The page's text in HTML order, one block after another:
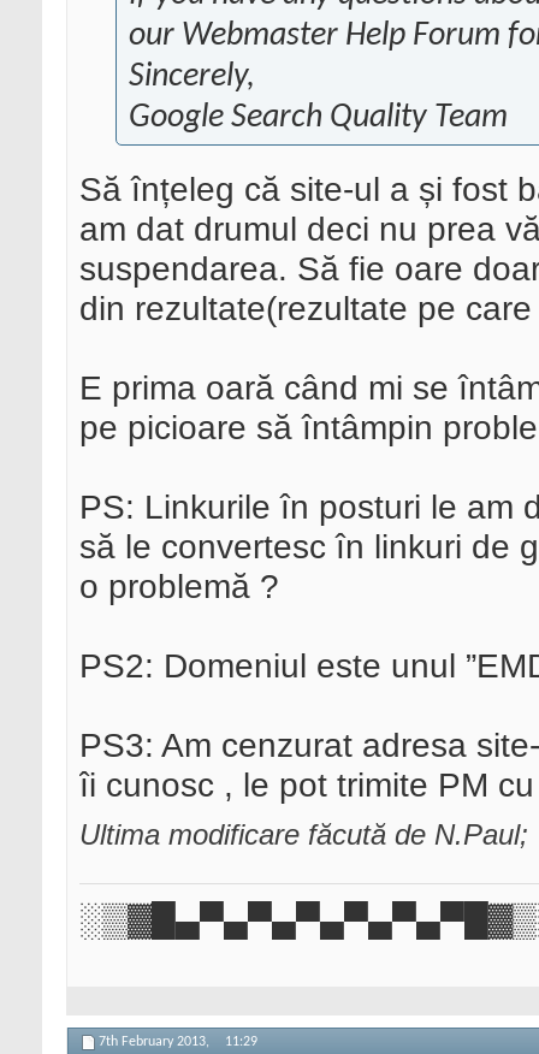
our Webmaster Help Forum
Sincerely,
Google Search Quality Team
Să înțeleg că site-ul a și fost
am dat drumul deci nu prea
suspendarea. Să fie oare
din rezultate(rezultate pe
E prima oară când mi se
pe picioare să întâmpin
PS: Linkurile în posturi le am
să le convertesc în linkuri de
o problemă ?
PS2: Domeniul este unul
PS3: Am cenzurat adresa
îi cunosc , le pot trimite PM
Ultima modificare făcută de
7th February 2013, 11:29